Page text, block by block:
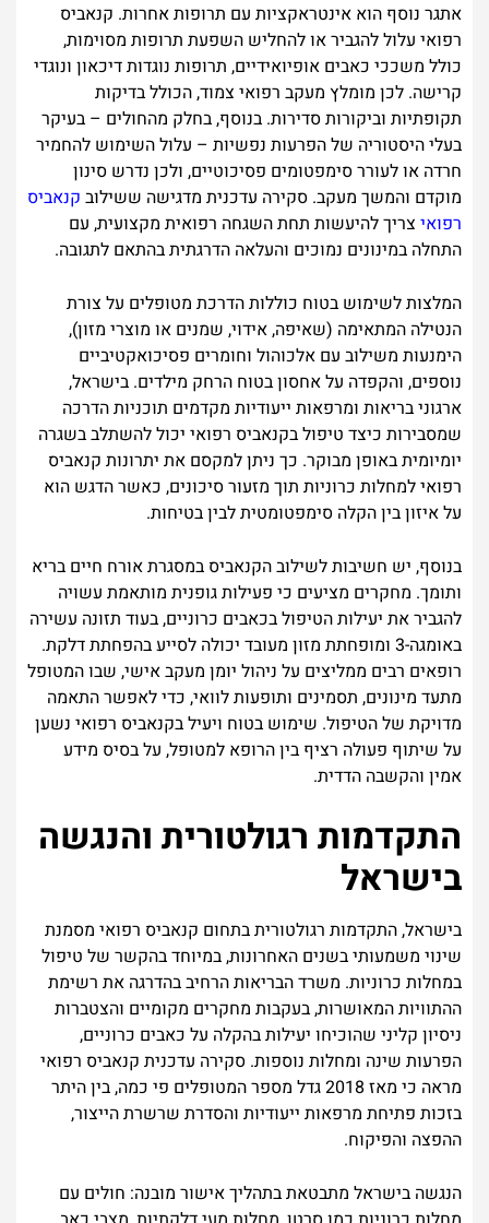
אתגר נוסף הוא אינטראקציות עם תרופות אחרות. קנאביס
רפואי עלול להגביר או להחליש השפעת תרופות מסוימות,
כולל משככי כאבים אופיואידיים, תרופות נוגדות דיכאון ונוגדי
קרישה. לכן מומלץ מעקב רפואי צמוד, הכולל בדיקות
תקופתיות וביקורות סדירות. בנוסף, בחלק מהחולים – בעיקר
בעלי היסטוריה של הפרעות נפשיות – עלול השימוש להחמיר
חרדה או לעורר סימפטומים פסיכוטיים, ולכן נדרש סינון
מוקדם והמשך מעקב. סקירה עדכנית מדגישה ששילוב קנאביס
רפואי צריך להיעשות תחת השגחה רפואית מקצועית, עם
התחלה במינונים נמוכים והעלאה הדרגתית בהתאם לתגובה.
המלצות לשימוש בטוח כוללות הדרכת מטופלים על צורת
הנטילה המתאימה (שאיפה, אידוי, שמנים או מוצרי מזון),
הימנעות משילוב עם אלכוהול וחומרים פסיכואקטיביים
נוספים, והקפדה על אחסון בטוח הרחק מילדים. בישראל,
ארגוני בריאות ומרפאות ייעודיות מקדמים תוכניות הדרכה
שמסבירות כיצד טיפול בקנאביס רפואי יכול להשתלב בשגרה
יומיומית באופן מבוקר. כך ניתן למקסם את יתרונות קנאביס
רפואי למחלות כרוניות תוך מזעור סיכונים, כאשר הדגש הוא
על איזון בין הקלה סימפטומטית לבין בטיחות.
בנוסף, יש חשיבות לשילוב הקנאביס במסגרת אורח חיים בריא
ותומך. מחקרים מציעים כי פעילות גופנית מותאמת עשויה
להגביר את יעילות הטיפול בכאבים כרוניים, בעוד תזונה עשירה
באומגה-3 ומופחתת מזון מעובד יכולה לסייע בהפחתת דלקת.
רופאים רבים ממליצים על ניהול יומן מעקב אישי, שבו המטופל
מתעד מינונים, תסמינים ותופעות לוואי, כדי לאפשר התאמה
מדויקת של הטיפול. שימוש בטוח ויעיל בקנאביס רפואי נשען
על שיתוף פעולה רציף בין הרופא למטופל, על בסיס מידע
אמין והקשבה הדדית.
התקדמות רגולטורית והנגשה
בישראל
בישראל, התקדמות רגולטורית בתחום קנאביס רפואי מסמנת
שינוי משמעותי בשנים האחרונות, במיוחד בהקשר של טיפול
במחלות כרוניות. משרד הבריאות הרחיב בהדרגה את רשימת
ההתוויות המאושרות, בעקבות מחקרים מקומיים והצטברות
ניסיון קליני שהוכיחו יעילות בהקלה על כאבים כרוניים,
הפרעות שינה ומחלות נוספות. סקירה עדכנית קנאביס רפואי
מראה כי מאז 2018 גדל מספר המטופלים פי כמה, בין היתר
בזכות פתיחת מרפאות ייעודיות והסדרת שרשרת הייצור,
ההפצה והפיקוח.
הנגשה בישראל מתבטאת בתהליך אישור מובנה: חולים עם